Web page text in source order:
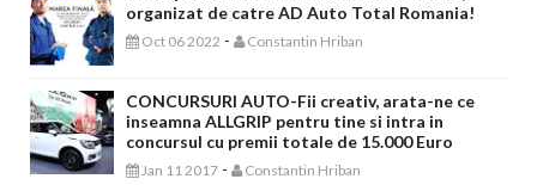
organizat de catre AD Auto Total Romania!
Oct 06 2022 - Constantin Hriban
CONCURSURI AUTO-Fii creativ, arata-ne ce
inseamna ALLGRIP pentru tine si intra in
concursul cu premii totale de 15.000 Euro
Jan 11 2017 - Constantin Hriban